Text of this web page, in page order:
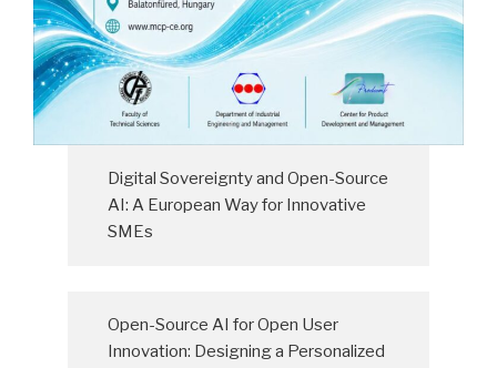
Digital Sovereignty and Open-Source
AI: A European Way for Innovative
SMEs
Open-Source AI for Open User
Innovation: Designing a Personalized